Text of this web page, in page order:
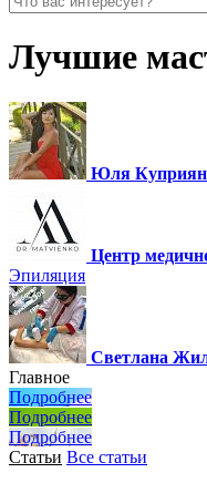
Лучшие
Юля
Центр
Эпиляция
Светлана
Главное
Подробнее
Подробнее
Подробнее
Статьи Все статьи